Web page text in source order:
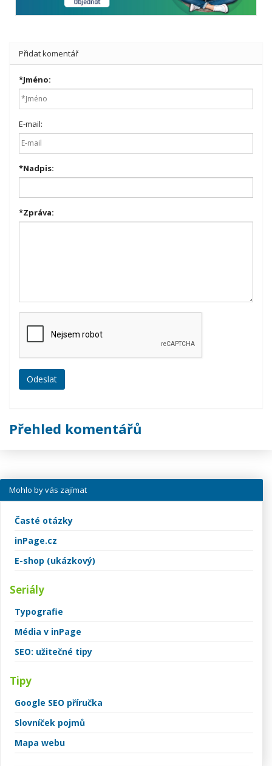
Přidat komentář
*Jméno:
E-mail:
*Nadpis:
*Zpráva:
Přehled komentářů
Mohlo by vás zajímat
Časté otázky
inPage.cz
E-shop (ukázkový)
Seriály
Typografie
Média v inPage
SEO: užitečné tipy
Tipy
Google SEO příručka
Slovníček pojmů
Mapa webu